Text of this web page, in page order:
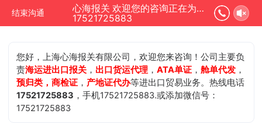
结束沟通
心海报关 欢迎您的咨询正在为您服务
17521725883
您好，上海心海报关有限公司，欢迎您来咨询！公司主要负
责海运进出口报关 ， 出口货运代理 ，ATA单证 ，舱单代发 ，
预归类，商检证 ， 产地证代办等进出口贸易业务。热线电话
17521725883 ，手机17521725883.或添加微信号：
17521725883